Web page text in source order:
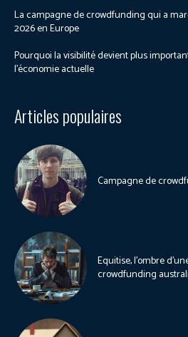
La campagne de crowdfunding qui a
2026 en Europe
Pourquoi la visibilité devient plus
l’économie actuelle
Articles populaires
Campagne de
Equitise, l’ombre
crowdfunding